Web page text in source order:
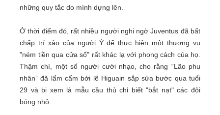
những quy tắc do mình dựng lên.
Ở thời điểm đó, rất nhiều người nghi ngờ Juventus đã bất
chấp trí xảo của người Ý để thực hiện một thương vụ
"ném tiền qua cửa sổ" rất khác lạ với phong cách của họ.
Thậm chí, một số người cười nhạo, cho rằng “Lão phu
nhân” đã lẩm cẩm bởi lẽ Higuain sắp sửa bước qua tuổi
29 và bị xem là mẫu cầu thủ chỉ biết "bắt nạt" các đội
bóng nhỏ.